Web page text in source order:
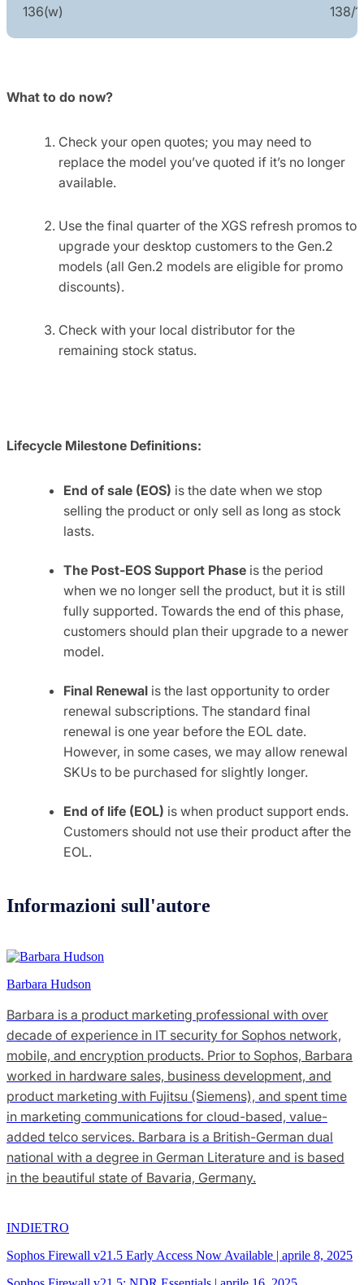
136(w)
138/
What to do now?
Check your open quotes; you may need to
replace the model you’ve quoted if it’s no longer
available.
Use the final quarter of the XGS refresh promos to
upgrade your desktop customers to the Gen.2
models (all Gen.2 models are eligible for promo
discounts).
Check with your local distributor for the
remaining stock status.
Lifecycle Milestone Definitions:
End of sale (EOS) is the date when we stop
selling the product or only sell as long as stock
lasts.
The Post-EOS Support Phase is the period
when we no longer sell the product, but it is still
fully supported. Towards the end of this phase,
customers should plan their upgrade to a newer
model.
Final Renewal is the last opportunity to order
renewal subscriptions. The standard final
renewal is one year before the EOL date.
However, in some cases, we may allow renewal
SKUs to be purchased for slightly longer.
End of life (EOL) is when product support ends.
Customers should not use their product after the
EOL.
Informazioni sull'autore
Barbara Hudson
Barbara is a product marketing professional with over
decade of experience in IT security for Sophos network,
mobile, and encryption products. Prior to Sophos, Barbara
worked in hardware sales, business development, and
product marketing with Fujitsu (Siemens), and spent time
in marketing communications for cloud-based, value-
added telco services. Barbara is a British-German dual
national with a degree in German Literature and is based
in the beautiful state of Bavaria, Germany.
INDIETRO
Sophos Firewall v21.5 Early Access Now Available | aprile 8, 2025